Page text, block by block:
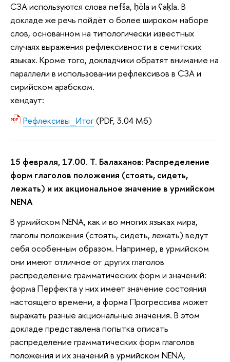
СЗА используются слова nefša, ḥōla и ʕaḳla. В
докладе же речь пойдёт о более широком наборе
слов, основанном на типологически известных
случаях выражения рефлексивности в семитских
языках. Кроме того, докладчики обратят внимание на
параллели в использовании рефлексивов в СЗА и
сирийском арабском.
хендаут:
Рефлексивы_Итог(PDF, 3.04 Мб)
15 февраля, 17.00. Т. Балаханов: Распределение
форм глаголов положения (стоять, сидеть,
лежать) и их акциональное значение в урмийском
NЕNA
В урмийском NЕNA, как и во многих языках мира,
глаголы положения (стоять, сидеть, лежать) ведут
себя особенным образом. Например, в урмийском
они имеют отличное от других глаголов
распределение грамматических форм и значений:
форма Перфекта у них имеет значение состояния
настоящего времени, а форма Прогрессива может
выражать разные акциональные значения. В этом
докладе представлена попытка описать
распределение грамматических форм глаголов
положения и их значений в урмийском NЕNA,